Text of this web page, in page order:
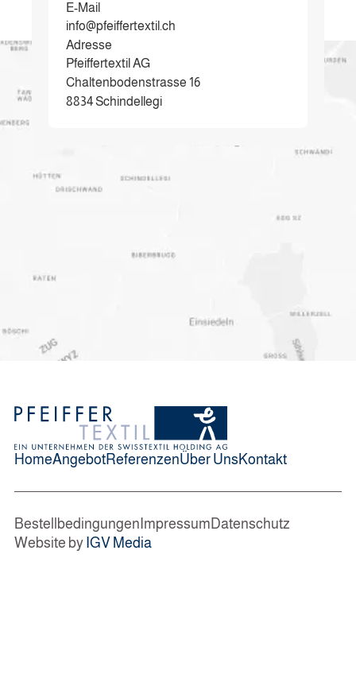
E-Mail
info@pfeiffertextil.ch
Adresse
Pfeiffertextil AG
Chaltenbodenstrasse 16
8834 Schindellegi
HomeAngebotReferenzenÜber Uns Kontakt
Bestellbedingungen Impressum Datenschutz
Website by IGV Media